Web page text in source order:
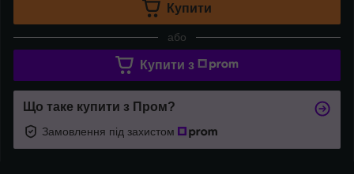
Купити
або
Купити з
Що таке купити з Пром?
Замовлення під захистом